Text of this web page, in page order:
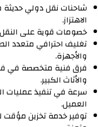
شاحنات نقل دولي حديثة
الاهتزاز.
خصومات قوية على النقل
تغليف احترافي متعدد
والأجهزة.
فرق فنية متخصصة في
والأثاث الكبير.
سرعة في تنفيذ عمليات
العميل.
توفير خدمة تخزين